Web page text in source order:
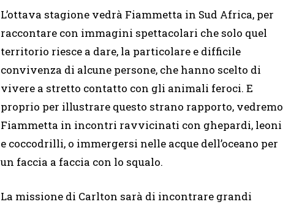
L’ottava stagione vedrà Fiammetta in Sud Africa, per
raccontare con immagini spettacolari che solo quel
territorio riesce a dare, la particolare e difficile
convivenza di alcune persone, che hanno scelto di
vivere a stretto contatto con gli animali feroci. E
proprio per illustrare questo strano rapporto, vedremo
Fiammetta in incontri ravvicinati con ghepardi, leoni
e coccodrilli, o immergersi nelle acque dell’oceano per
un faccia a faccia con lo squalo.
La missione di Carlton sarà di incontrare grandi